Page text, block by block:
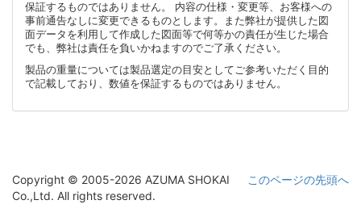
保証するものではありません。 内容の仕様・変更等、お客様への
事前通告なしに変更できるものとします。また弊社が提供した図
面データを利用して作成した図面等で何等かの責任が生じた場合
でも、弊社は責任を負いかねますのでご了承ください。
製品の重量については製品選定の目安としてご参考いただく目的
で記載しており、数値を保証するものではありません。
このページの先頭へ
Copyright © 2005-2026 AZUMA SHOKAI
Co.,Ltd. All rights reserved.